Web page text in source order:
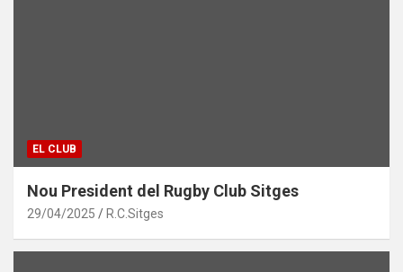
EL CLUB
Nou President del Rugby Club Sitges
29/04/2025 R.C.Sitges